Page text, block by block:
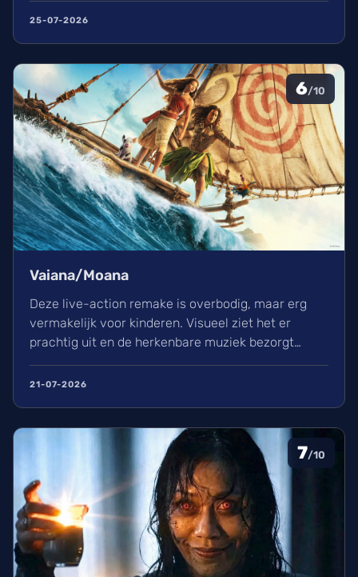
film in een indrukwekkend epos vol praktische
25-07-2026
6/10
Vaiana/Moana
Deze live-action remake is overbodig, maar erg
vermakelijk voor kinderen. Visueel ziet het er
prachtig uit en de herkenbare muziek bezorgt
kippenvel. Hoewel de lore complex is, zorgt het
avontuur voor een heerlijke ervaring in de
21-07-2026
7/10